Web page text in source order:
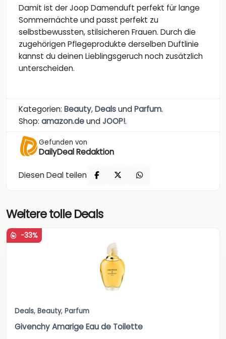
Damit ist der Joop Damenduft perfekt für lange
Sommernächte und passt perfekt zu
selbstbewussten, stilsicheren Frauen. Durch die
zugehörigen Pflegeprodukte derselben Duftlinie
kannst du deinen Lieblingsgeruch noch zusätzlich
unterscheiden.
Kategorien: Beauty,DealsundParfum.
Shop: amazon.deundJOOP!.
Gefunden von
DailyDeal Redaktion
Diesen Deal teilen
Weitere tolle Deals
-33%
Deals, Beauty, Parfum
Givenchy Amarige Eau de Toilette